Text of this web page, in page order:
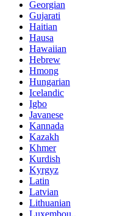
Georgian
Gujarati
Haitian
Hausa
Hawaiian
Hebrew
Hmong
Hungarian
Icelandic
Igbo
Javanese
Kannada
Kazakh
Khmer
Kurdish
Kyrgyz
Latin
Latvian
Lithuanian